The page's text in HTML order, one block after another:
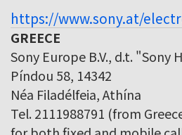
https://www.sony.at/
GREECE
Sony Europe B.V., d.t. "Sony
Píndou 58, 14342
Néa Filadélfeia, Athína
Tel. 2111988791 (from